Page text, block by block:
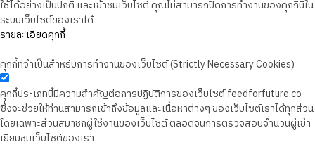
ใช้ได้อย่างเป็นปกติ และเข้าชมเว็บไซต์ คุณไม่สามารถปิดการทำงานของคุกกี้นี้ใน
ระบบเว็บไซต์ของเราได้
รายละเอียดคุกกี้
คุกกี้ที่จำเป็นสำหรับการทำงานของเว็บไซต์ (Strictly Necessary Cookies)
คุกกี้ประเภทนี้มีความสำคัญต่อการปฏิบัติการของเว็บไซต์ feedforfuture.co
ซึ่งจะช่วยให้ท่านสามารถเข้าถึงข้อมูลและเนื้อหาต่างๆ ของเว็บไซต์เราได้ทุกส่วน
โดยเฉพาะส่วนสมาชิกผู้ใช้งานของเว็บไซต์ ตลอดจนการตรวจสอบจำนวนผู้เข้า
เยี่ยมชมเว็บไซต์ของเรา